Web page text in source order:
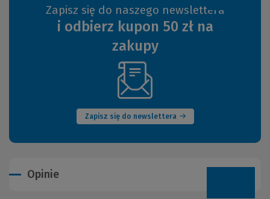
Zapisz się do naszego newslettera
i odbierz kupon 50 zł na
zakupy
Zapisz się do newslettera
(Nowe
okno)
Opinie